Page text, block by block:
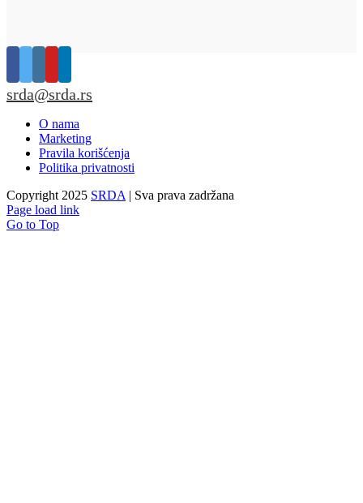
srda@srda.rs
O nama
Marketing
Pravila korišćenja
Politika privatnosti
Copyright 2025 SRDA | Sva prava zadržana
Page load link
Go to Top